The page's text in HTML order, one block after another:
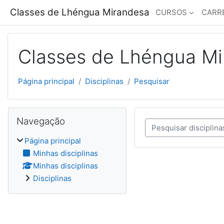
Classes de Lhéngua Mirandesa CURSOS
Classes de Lhéngua
Página principal Disciplinas Pesquisar
Pesquisar disciplinas
Blocos
Navegação
Página principal
Minhas disciplinas
Minhas disciplinas
Disciplinas